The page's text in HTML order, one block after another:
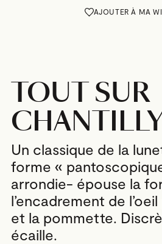
AJOUTER À MA
TOUT SUR
Un classique de la
forme «
arrondie- épouse la
l’encadrement de
et la pommette.
écaille.